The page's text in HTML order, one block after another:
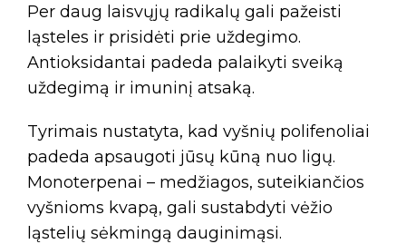
Per daug laisvųjų radikalų gali pažeisti
ląsteles ir prisidėti prie uždegimo.
Antioksidantai padeda palaikyti sveiką
uždegimą ir imuninį atsaką.
Tyrimais nustatyta, kad vyšnių polifenoliai
padeda apsaugoti jūsų kūną nuo ligų.
Monoterpenai – medžiagos, suteikiančios
vyšnioms kvapą, gali sustabdyti vėžio
ląstelių sėkmingą dauginimąsi.